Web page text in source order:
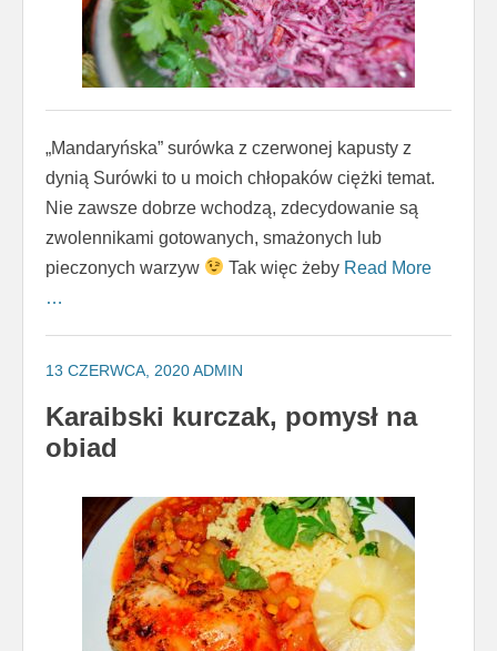
„Mandaryńska” surówka z czerwonej kapusty z
dynią Surówki to u moich chłopaków ciężki temat.
Nie zawsze dobrze wchodzą, zdecydowanie są
zwolennikami gotowanych, smażonych lub
pieczonych warzyw
Tak więc żeby Read More
…
13 CZERWCA, 2020ADMIN
Karaibski kurczak, pomysł na
obiad